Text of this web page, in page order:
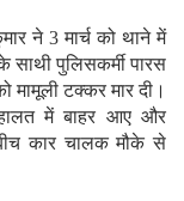
ने 3 मार्च को थाने में
साथी पुलिसकर्मी पारस
मामूली टक्कर मार दी।
में बाहर आए और
कार चालक मौके से